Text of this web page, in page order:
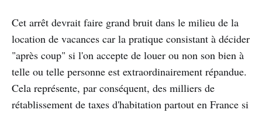
Cet arrêt devrait faire grand bruit dans le milieu de la
location de vacances car la pratique consistant à décider
"après coup" si l'on accepte de louer ou non son bien à
telle ou telle personne est extraordinairement répandue.
Cela représente, par conséquent, des milliers de
rétablissement de taxes d'habitation partout en France si